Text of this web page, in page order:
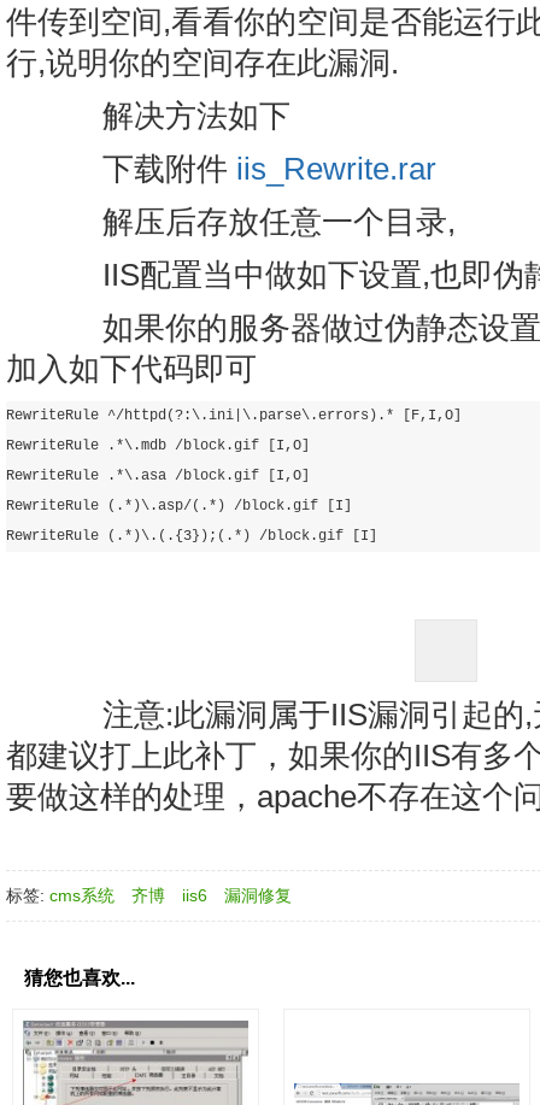
件传到空间,看看你的空间是否能运行
行,说明你的空间存在此漏洞.
解决方法如下
下载附件 iis_Rewrite.rar
解压后存放任意一个目录,
IIS配置当中做如下设置,也即伪
如果你的服务器做过伪静态设置
加入如下代码即可
RewriteRule ^/httpd(?:\.ini|\.parse\.errors).* [F,I,O]
RewriteRule .*\.mdb /block.gif [I,O]
RewriteRule .*\.asa /block.gif [I,O]
RewriteRule (.*)\.asp/(.*) /block.gif [I]
RewriteRule (.*)\.(.{3});(.*) /block.gif [I]
注意:此漏洞属于IIS漏洞引起的,
都建议打上此补丁，如果你的IIS有多
要做这样的处理，apache不存在这个
标签: cms系统 齐博 iis6 漏洞修复
猜您也喜欢...